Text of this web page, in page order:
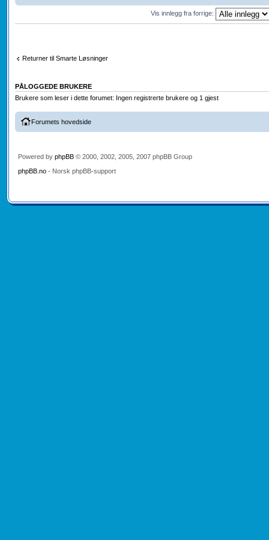
Vis innlegg fra forrige:
Returner til Smarte Løsninger
PÅLOGGEDE BRUKERE
Brukere som leser i dette forumet: Ingen registrerte brukere og 1 gjest
Forumets hovedside
Powered by phpBB© 2000, 2002, 2005, 2007 phpBB Group
phpBB.no- Norsk phpBB-support